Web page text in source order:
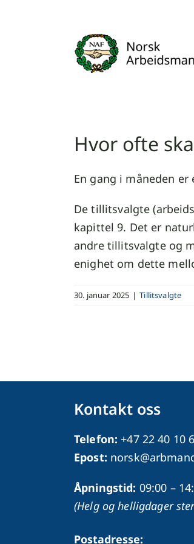
Hvor ofte
En gang i måneden
De tillitsvalgte
kapittel 9. Det er
andre tillitsvalgte og
enighet om dette
30. januar 2025 | Tillitsvalgte
Kontakt oss
Telefon: +47 22 40 10
Epost:
Åpningstid: 09:00 –
(Helg og helligdager
Postadresse: